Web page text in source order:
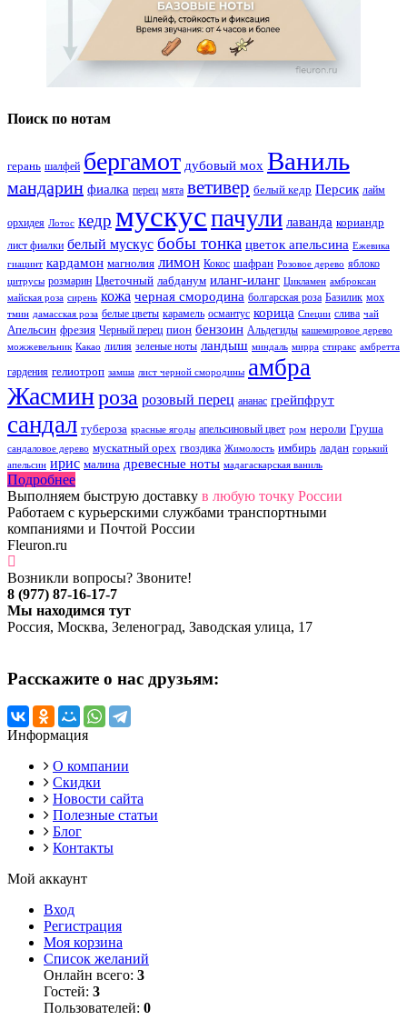
Поиск по нотам
герань шалфей бергамот дубовый мох Ваниль
мандарин фиалка перец мята ветивер белый кедр Персик лайм
орхидея Лотос кедр мускуспачули лаванда кориандр
лист фиалки белый мускус бобы тонка цветок апельсина Ежевика
гиацинт кардамон магнолия лимон Кокос шафран Розовое дерево яблоко
цитрусы розмарин Цветочный лабданум иланг-иланг Цикламен амброксан
майская роза сирень кожа черная смородина болгарская роза Базилик мох
тмин дамасская роза белые цветы карамель османтус корица Специи слива чай
Апельсин фрезия Черный перец пион бензоин Альдегиды кашемировое дерево
можжевельник Какао лилия зеленые ноты ландыш миндаль мирра стиракс амбретта
гардения гелиотроп замша лист черной смородины амбра
Жасминроза розовый перец ананас грейпфрут
сандал тубероза красные ягоды апельсиновый цвет ром нероли Груша
сандаловое дерево мускатный орех гвоздика Жимолость имбирь ладан горький
апельсин ирис малина древесные ноты мадагаскарская ваниль
Подробнее
Выполняем быструю доставку в любую точку России
Работаем с курьерскими службами транспортными
компаниями и Почтой России
Fleuron.ru
Возникли вопросы? Звоните!
8 (977) 87-16-17-7
Мы находимся тут
Россия, Москва, Зеленоград, Заводская улица, 17
Расскажите о нас друзьям:
Информация
О компании
Скидки
Новости сайта
Полезные статьи
Блог
Контакты
Мой аккаунт
Вход
Регистрация
Моя корзина
Список желаний
Онлайн всего: 3
Гостей: 3
Пользователей: 0